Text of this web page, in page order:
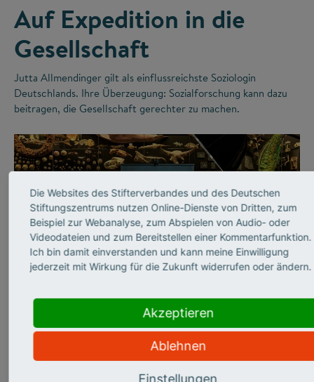
Auf Expedition in die
Gesellschaft
Jutta Allmendinger gilt als einflussreichste Soziologin
Deutschlands. Ihre Überzeugung: Sozialforschung kann dazu
beitragen, die Gesellschaft gerechter zu machen.
©
WISSENSCHAFTSKOMMUNIKATION
Abtauchen in die graue
Die Websites des Stifterverbandes und des Deutschen
Stiftungszentrums nutzen Online-Dienste von Dritten, zum
Beispiel zur Webanalyse, zum Abspielen von Audio- oder
Videodateien und zum Bereitstellen einer Kommentarfunktion.
Ich bin damit einverstanden und kann meine Einwilligung
jederzeit mit Wirkung für die Zukunft widerrufen oder ändern.
Akzeptieren
Ablehnen
Einstellungen